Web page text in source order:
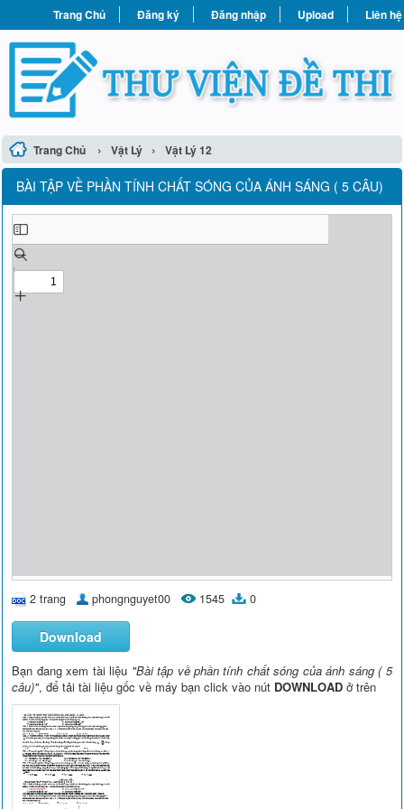
Trang Chủ Đăng ký Đăng nhập Upload Liên hệ
Trang Chủ › Vật Lý › Vật Lý 12
BÀI TẬP VỀ PHẦN TÍNH CHẤT SÓNG CỦA ÁNH SÁNG ( 5 CÂU)
2 trang phongnguyet00 1545 0
Download
Bạn đang xem tài liệu "Bài tập về phần tính chất sóng của ánh sáng ( 5
câu)", để tải tài liệu gốc về máy bạn click vào nút DOWNLOAD ở trên